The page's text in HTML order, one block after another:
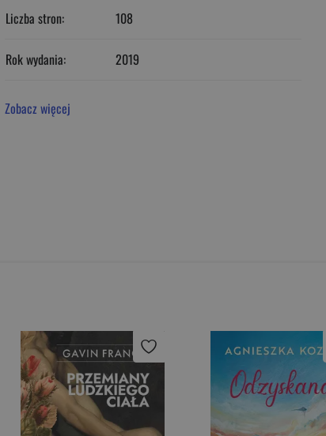
Liczba stron: 108
Rok wydania: 2019
Zobacz więcej